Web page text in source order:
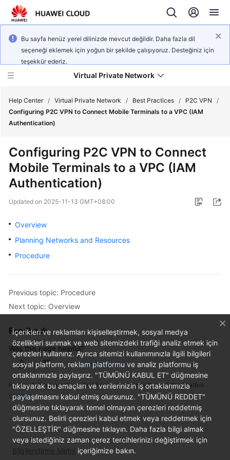
Bu sayfa henüz yerel dilinizde mevcut değildir. Daha fazla dil
seçeneği eklemek için yoğun bir şekilde çalışıyoruz. Desteğiniz için
teşekkür ederiz.
Virtual Private Network
Service
Overview
Billing
Getting
Started
User
Administrator
Guide
Best
Practices
Troubleshooting
FAQs
API
Reference
More
Help Center / Virtual Private Network / Best Practices / P2C VPN
/
Configuring P2C VPN to Connect Mobile Terminals to a VPC (IAM
Authentication)
Configuring P2C VPN to Connect
Mobile Terminals to a VPC (IAM
Authentication)
Updated on 2025-11-13 GMT+08:00
Overview
Planning Networks and Resources
Procedure
Previous topic: Procedure
Next topic: Overview
Feedback
Was this page helpful?
Provide feedback
For any further questions, feel free to contact us through the chatbot.
Chatbot
İçerikleri ve reklamları kişiselleştirmek, sosyal medya
özellikleri sunmak ve web sitemizdeki trafiği analiz etmek için
çerezleri kullanırız. Ayrıca sitemizi kullanımınızla ilgili bilgileri
sosyal platform, reklam platformu ve analiz platformu iş
ortaklarımızla paylaşırız. "TÜMÜNÜ KABUL ET" düğmesine
tıklayarak bu amaçları ve verilerinizin iş ortaklarımızla
paylaşılmasını kabul etmiş olursunuz. "TÜMÜNÜ REDDET"
düğmesine tıklayarak temel olmayan çerezleri reddetmiş
olursunuz. Belirli çerezleri kabul etmek veya reddetmek için
"ÖZELLEŞTİR" düğmesine tıklayın. Daha fazla bilgi almak
veya istediğiniz zaman çerez tercihlerinizi değiştirmek için
Bilgilendirme Metni içeriğimize bakın.